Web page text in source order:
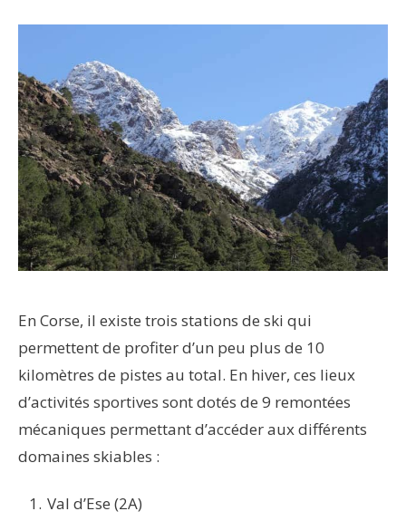
En Corse, il existe trois stations de ski qui
permettent de profiter d’un peu plus de 10
kilomètres de pistes au total. En hiver, ces lieux
d’activités sportives sont dotés de 9 remontées
mécaniques permettant d’accéder aux différents
domaines skiables :
Val d’Ese (2A)